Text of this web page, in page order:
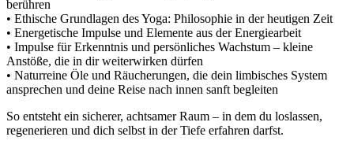
berühren
• Ethische Grundlagen des Yoga: Philosophie in der heutigen Zeit
• Energetische Impulse und Elemente aus der Energiearbeit
• Impulse für Erkenntnis und persönliches Wachstum – kleine
Anstöße, die in dir weiterwirken dürfen
• Naturreine Öle und Räucherungen, die dein limbisches System
ansprechen und deine Reise nach innen sanft begleiten
So entsteht ein sicherer, achtsamer Raum – in dem du loslassen,
regenerieren und dich selbst in der Tiefe erfahren darfst.